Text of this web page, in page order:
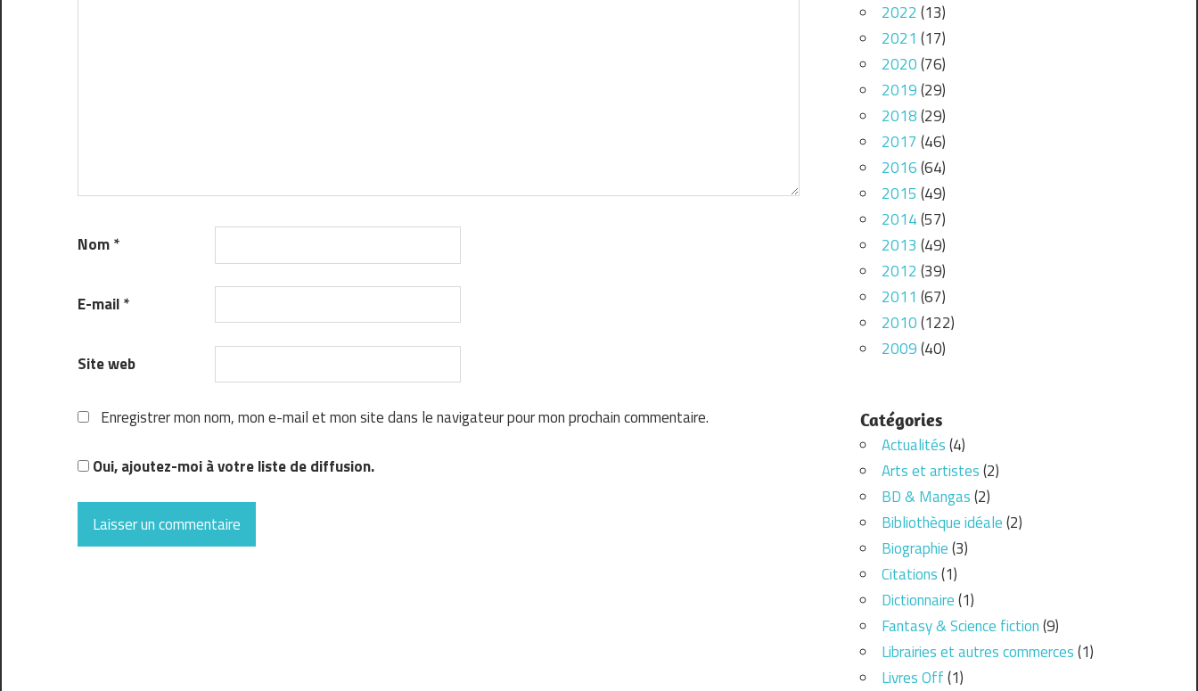
Nom*
E-mail*
Site web
Enregistrer mon nom, mon e-mail et mon site dans le navigateur pour mon prochain commentaire.
Oui, ajoutez-moi à votre liste de diffusion.
2022 (13)
2021 (17)
2020(76)
2019(29)
2018(29)
2017 (46)
2016(64)
2015 (49)
2014(57)
2013 (49)
2012 (39)
2011 (67)
2010(122)
2009(40)
Catégories
Actualités(4)
Arts et artistes(2)
BD & Mangas(2)
Bibliothèque idéale(2)
Biographie(3)
Citations(1)
Dictionnaire(1)
Fantasy & Science fiction(9)
Librairies et autres commerces(1)
Livres Off(1)